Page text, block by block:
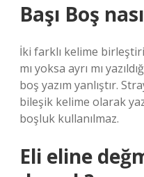
Başı Boş
İki farklı kelime
mı yoksa ayrı mı
boş yazım yanlıştır.
bileşik kelime olarak
boşluk kullanılmaz.
Eli eline